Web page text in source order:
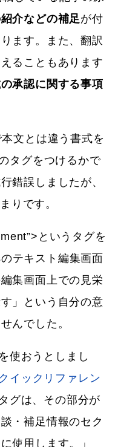
介などの補足が付
ます。また、翻訳
ることもあります
承認に関する事項
文とは違う書式を
タグをつけるかで
錯誤しましたが、
りです。
というタグを
テキスト編集画面
集画面上での見栄
」という自分の意
んでした。
使おうとしまし
イックリファレン
グは、その部分が
・補足情報のセク
使用します。」